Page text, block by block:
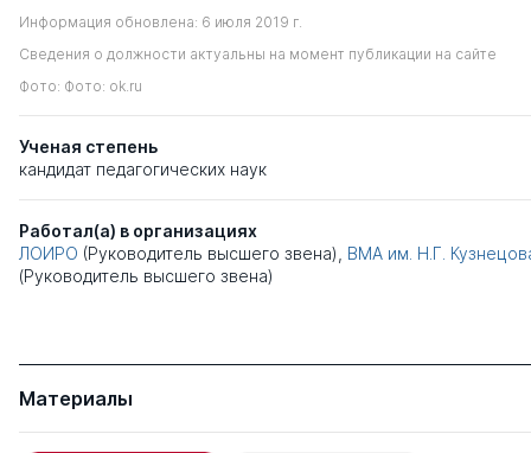
Информация обновлена: 6 июля 2019 г.
Сведения о должности актуальны на момент публикации на сайте
Фото: Фото: ok.ru
Ученая степень
кандидат педагогических наук
Работал(а) в организациях
ЛОИРО (Руководитель высшего звена), ВМА им. Н.Г.
(Руководитель высшего звена)
Материалы